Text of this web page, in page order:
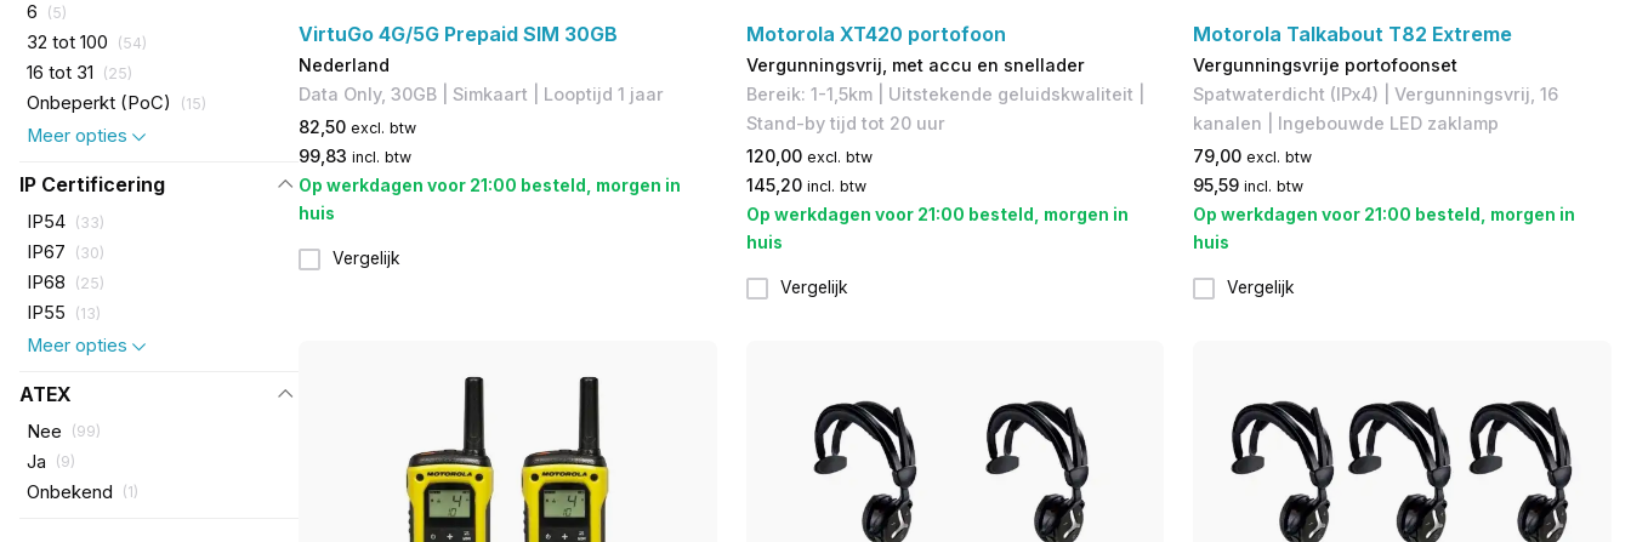
6 (5)
32 tot 100 (54)
16 tot 31 (25)
Onbeperkt (PoC) (15)
Meer opties
IP Certificering
IP54 (33)
IP67 (30)
IP68 (25)
IP55 (13)
Meer opties
ATEX
Nee (99)
Ja (9)
Onbekend (1)
VirtuGo 4G/5G Prepaid SIM 30GB
Nederland
Data Only, 30GB | Simkaart | Looptijd 1 jaar
82,50 excl. btw
99,83 incl. btw
Op werkdagen voor 21:00 besteld, morgen in
huis
Vergelijk
Motorola XT420 portofoon
Vergunningsvrij, met accu en snellader
Bereik: 1-1,5km | Uitstekende geluidskwaliteit |
Stand-by tijd tot 20 uur
120,00 excl. btw
145,20 incl. btw
Op werkdagen voor 21:00 besteld, morgen in
huis
Vergelijk
Motorola Talkabout T82 Extreme
Vergunningsvrije portofoonset
Spatwaterdicht (IPx4) | Vergunningsvrij, 16
kanalen | Ingebouwde LED zaklamp
79,00 excl. btw
95,59 incl. btw
Op werkdagen voor 21:00 besteld, morgen in
huis
Vergelijk